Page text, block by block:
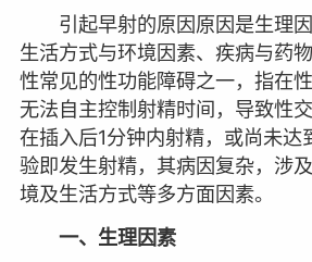
引起早射的原因原因是生理因
生活方式与环境因素、疾病与药
性常见的性功能障碍之一，指在
无法自主控制射精时间，导致性
在插入后1分钟内射精，或尚未达
验即发生射精，其病因复杂，涉
境及生活方式等多方面因素。
一、生理因素